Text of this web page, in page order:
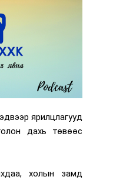
ярилцлагууд
дахь төвөөс
холын замд